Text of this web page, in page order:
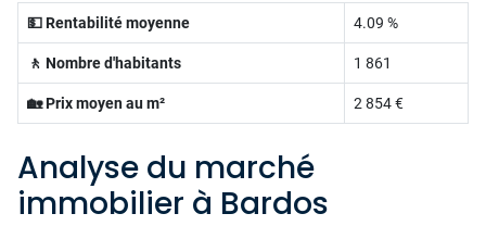
💵 Rentabilité moyenne 4.09 %
🚶 Nombre d'habitants 1 861
🏡 Prix moyen au m² 2 854 €
Analyse du marché
immobilier à Bardos